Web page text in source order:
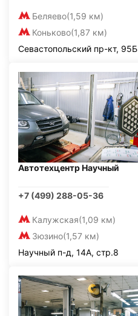
Беляево(1,59 км)
Коньково(1,87 км)
Севастопольский пр-кт, 95Б
Автотехцентр Научный
+7 (499) 288-05-36
Калужская(1,09 км)
Зюзино(1,57 км)
Научный п-д, 14А, стр.8